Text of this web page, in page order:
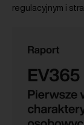
regulacyjnym i